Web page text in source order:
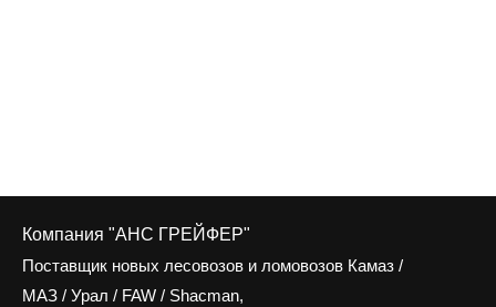
Компания "АНС ГРЕЙФЕР"
Поставщик новых лесовозов и ломовозов Камаз /
МАЗ / Урал / FAW / Shacman,